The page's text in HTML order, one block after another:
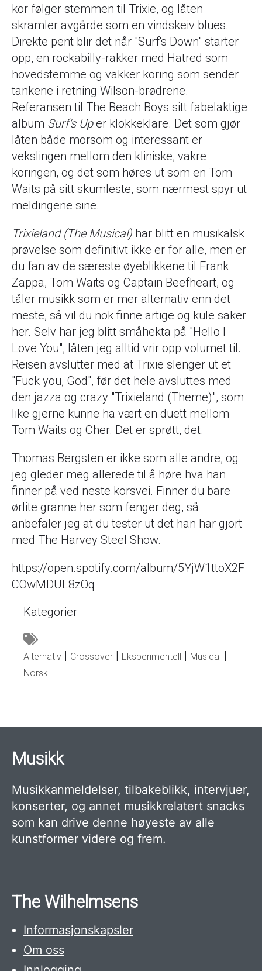
kor følger stemmen til Trixie, og låten
skramler avgårde som en vindskeiv blues.
Direkte pent blir det når "Surf's Down" starter
opp, en rockabilly-rakker med Hatred som
hovedstemme og vakker koring som sender
tankene i retning Wilson-brødrene.
Referansen til The Beach Boys sitt fabelaktige
album Surf's Uper klokkeklare. Det som gjør
låten både morsom og interessant er
vekslingen mellom den kliniske, vakre
koringen, og det som høres ut som en Tom
Waits på sitt skumleste, som nærmest spyr ut
meldingene sine.
Trixieland (The Musical) har blitt en musikalsk
prøvelse som definitivt ikke er for alle, men er
du fan av de særeste øyeblikkene til Frank
Zappa, Tom Waits og Captain Beefheart, og
tåler musikk som er mer alternativ enn det
meste, så vil du nok finne artige og kule saker
her. Selv har jeg blitt småhekta på "Hello I
Love You", låten jeg alltid vrir opp volumet til.
Reisen avslutter med at Trixie slenger ut et
"Fuck you, God", før det hele avsluttes med
den jazza og crazy "Trixieland (Theme)", som
like gjerne kunne ha vært en duett mellom
Tom Waits og Cher. Det er sprøtt, det.
Thomas Bergsten er ikke som alle andre, og
jeg gleder meg allerede til å høre hva han
finner på ved neste korsvei. Finner du bare
ørlite granne her som fenger deg, så
anbefaler jeg at du tester ut det han har gjort
med The Harvey Steel Show.
https://open.spotify.com/album/5YjW1ttoX2F
COwMDUL8zOq
Kategorier
Alternativ Crossover Eksperimentell
Musical
Norsk
Musikk
Musikkanmeldelser, tilbakeblikk, intervjuer,
konserter, og annet musikkrelatert snacks
som kan drive denne høyeste av alle
kunstformer videre og frem.
The Wilhelmsens
Informasjonskapsler
Om oss